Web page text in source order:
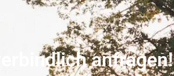
anfragen!